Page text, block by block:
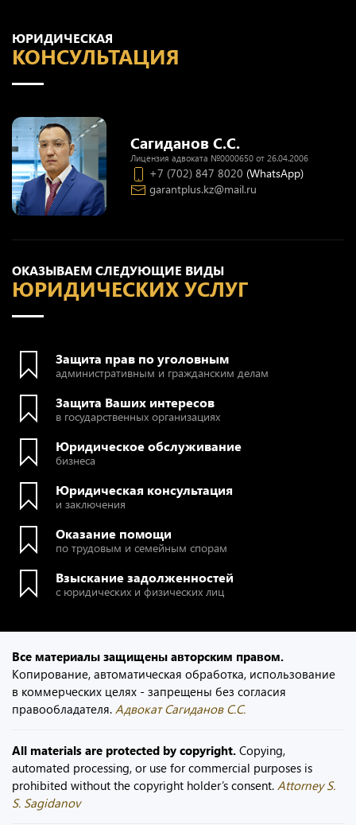
ОКАЗЫВАЕМ СЛЕДУЮЩИЕ ВИДЫ
ЮРИДИЧЕСКИХ УСЛУГ
Защита прав по уголовным
административным и гражданским делам
Защита Ваших интересов
в государственных организациях
Юридическое обслуживание
бизнеса
Юридическая консультация
и заключения
Оказание помощи
по трудовым и семейным спорам
Взыскание задолженностей
с юридических и физических лиц
ЮРИДИЧЕСКАЯ
КОНСУЛЬТАЦИЯ
Сагиданов С.С.
Лицензия адвоката №0000650 от 26.04.2006
+7 (702) 847 8020 (WhatsApp)
garantplus.kz@mail.ru
Все материалы защищены авторским правом.
Копирование, автоматическая обработка, использование
в коммерческих целях - запрещены без согласия
правообладателя. Адвокат Сагиданов С.С.
All materials are protected by copyright. Copying,
automated processing, or use for commercial purposes is
prohibited without the copyright holder’s consent. Attorney S.
S. Sagidanov